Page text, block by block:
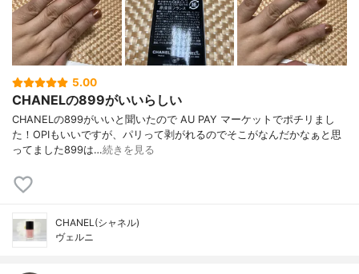
5.00
CHANELの899がいいらしい
CHANELの899がいいと聞いたので AU PAY マーケットでポチリまし
た！OPIもいいですが、パリって剥がれるのでそこがなんだかなぁと思
ってました899は…続きを見る
CHANEL(シャネル)
ヴェルニ